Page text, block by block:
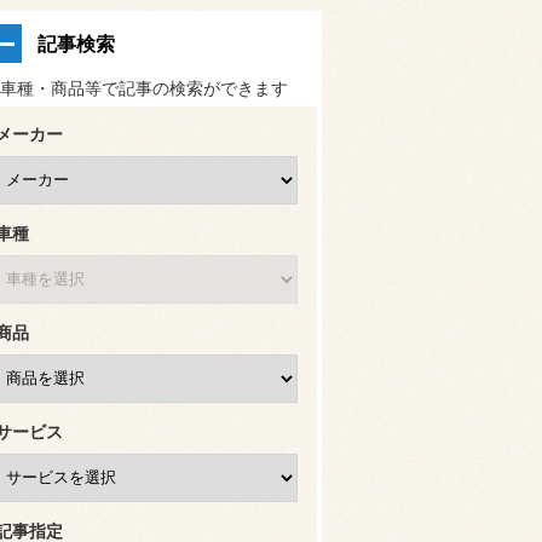
記事検索
種・商品等で記事の検索ができます
ーカー
種
品
ービス
事指定